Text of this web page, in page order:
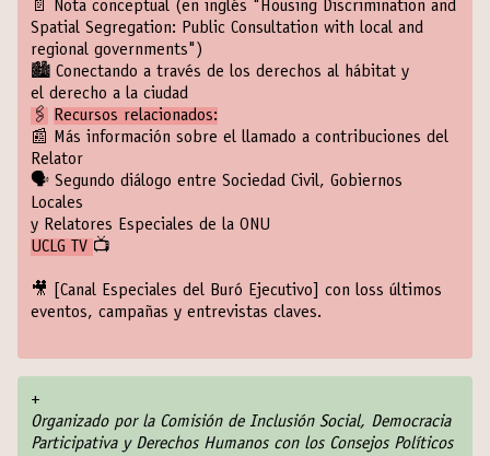
📄
Nota conceptual (en inglés "Housing Discrimination and
Spatial Segregation: Public Consultation with local and
regional governments")
🏙 Conectando a través de los derechos al hábitat y
el derecho a la ciudad
🖇
Recursos relacionados:
📰
Más información sobre el llamado a contribuciones del
Relator
🗣 Segundo diálogo entre Sociedad Civil, Gobiernos
Locales
y Relatores Especiales de la ONU
UCLG TV 📺
🎥 [Canal Especiales del Buró Ejecutivo ] con loss últimos
eventos, campañas y entrevistas claves.
+
Organizado por la Comisión de Inclusión Social, Democracia
Participativa y Derechos Humanos con los Consejos Políticos